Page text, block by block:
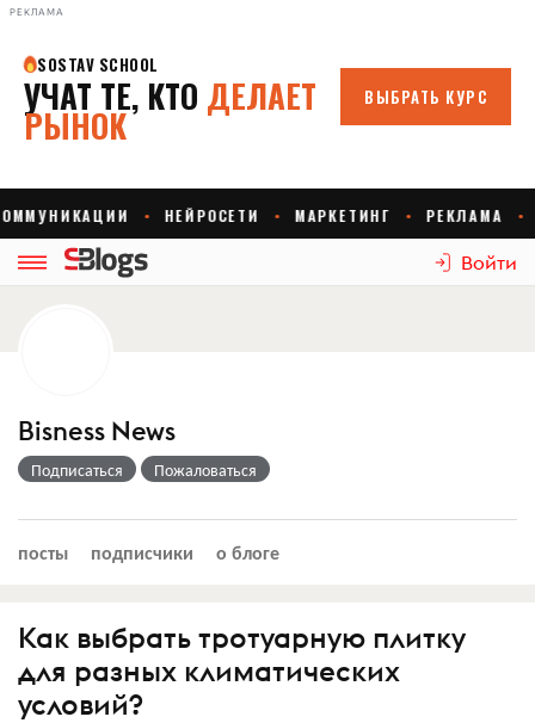
РЕКЛАМА
Войти
Bisness News
Подписаться Пожаловаться
посты подписчики о блоге
Как выбрать тротуарную плитку
для разных климатических
условий?